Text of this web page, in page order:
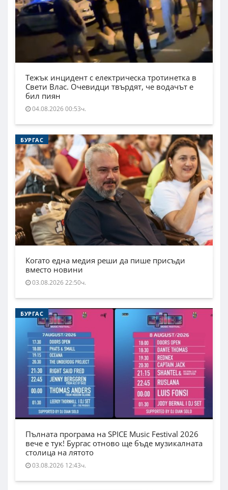
Тежък инцидент с електрическа тротинетка в
Свети Влас. Очевидци твърдят, че водачът е
бил пиян
04.08.2026 00:53ч.
БУРГАС
Когато една медия реши да пише присъди
вместо новини
03.08.2026 22:50ч.
БУРГАС
Пълната програма на SPICE Music Festival 2026
вече е тук! Бургас отново ще бъде музикалната
столица на лятото
03.08.2026 12:43ч.